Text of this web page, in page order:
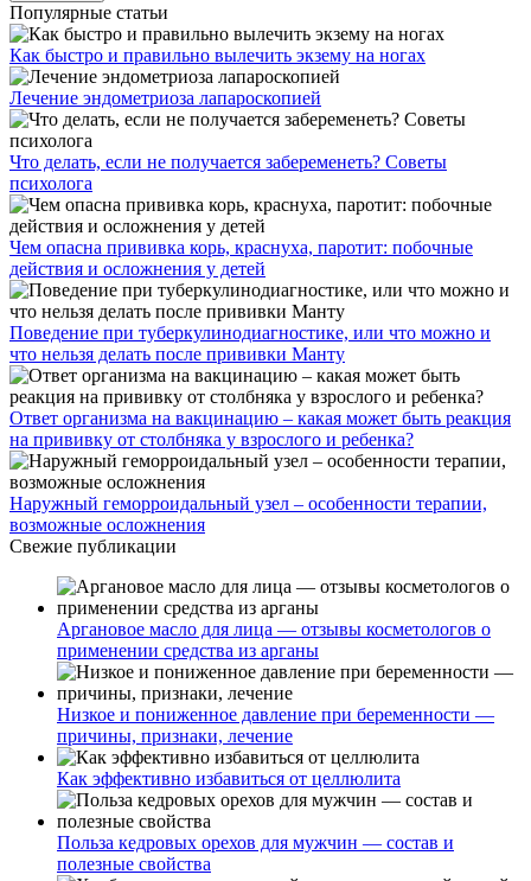
Популярные статьи
Как быстро и правильно вылечить экзему на ногах
Лечение эндометриоза лапароскопией
Что делать, если не получается забеременеть? Советы
психолога
Чем опасна прививка корь, краснуха, паротит: побочные
действия и осложнения у детей
Поведение при туберкулинодиагностике, или что можно и
что нельзя делать после прививки Манту
Ответ организма на вакцинацию – какая может быть реакция
на прививку от столбняка у взрослого и ребенка?
Наружный геморроидальный узел – особенности терапии,
возможные осложнения
Свежие публикации
Аргановое масло для лица — отзывы косметологов о
применении средства из арганы
Низкое и пониженное давление при беременности —
причины, признаки, лечение
Как эффективно избавиться от целлюлита
Польза кедровых орехов для мужчин — состав и
полезные свойства